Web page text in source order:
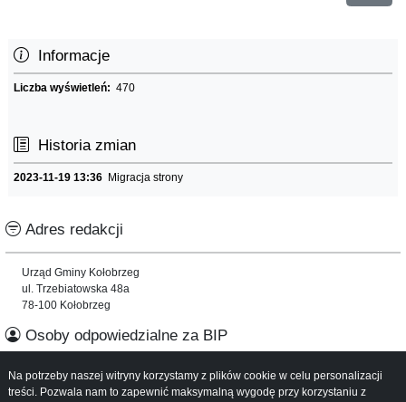
Informacje
Liczba wyświetleń: 470
Historia zmian
2023-11-19 13:36 Migracja strony
Adres redakcji
Urząd Gminy Kołobrzeg
ul. Trzebiatowska 48a
78-100 Kołobrzeg
Osoby odpowiedzialne za BIP
Informacje o serwisie
Na potrzeby naszej witryny korzystamy z plików cookie w celu personalizacji
treści. Pozwala nam to zapewnić maksymalną wygodę przy korzystaniu z